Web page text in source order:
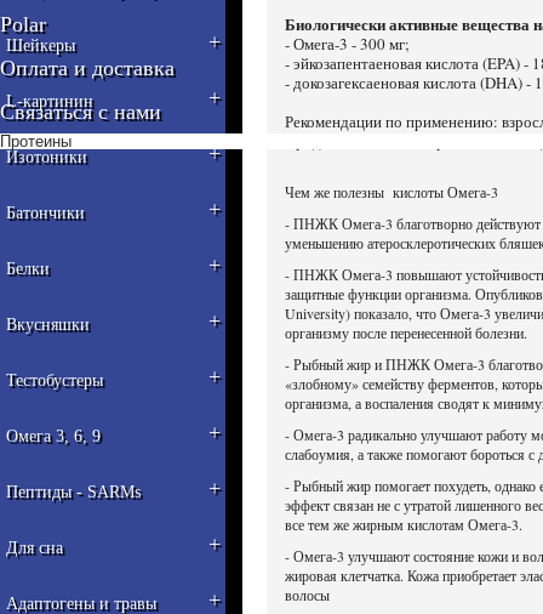
Polar
Оплата и доставка
Связаться с нами
Протеины
Шейкеры +
L-картинин +
Изотоники +
Батончики +
Белки +
Вкусняшки +
Тестобустеры +
Омега 3, 6, 9 +
Пептиды - SARMs +
Для сна +
Адаптогены и травы +
Биологически активные вещества
- Омега-3 - 300 мг;
- эйкозапентаеновая кислота (EPA) -
- докозагексаеновая кислота (DHA) -
Рекомендации по применению:
Чем же полезны кислоты Омега-3
- ПНЖК Омега-3 благотворно действуют
уменьшению атеросклеротических
- ПНЖК Омега-3 повышают
защитные функции организма.
University) показало, что Омега-3
организму после перенесенной болезни.
- Рыбный жир и ПНЖК Омега-3
«злобному» семейству ферментов,
организма, а воспаления сводят к
- Омега-3 радикально улучшают работу
слабоумия, а также помогают бороться с
- Рыбный жир помогает похудеть, однако
эффект связан не с утратой лишенного
все тем же жирным кислотам Омега-3.
- Омега-3 улучшают состояние кожи и
жировая клетчатка. Кожа приобретает
волосы